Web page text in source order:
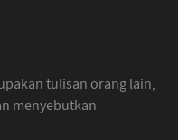
tulisan orang lain,
menyebutkan